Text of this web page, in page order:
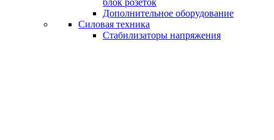
блок розеток
Дополнительное оборудование
Силовая техника
Стабилизаторы напряжения